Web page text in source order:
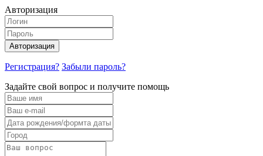
Авторизация
Авторизация
Регистрация? Забыли пароль?
Задайте свой вопрос и получите помощь